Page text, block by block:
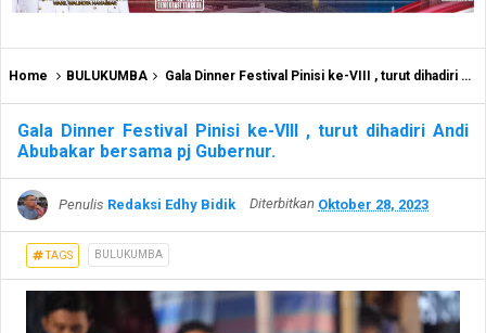
Home BULUKUMBA Gala Dinner Festival Pinisi ke-VIII , turut dihadiri Andi Abubakar bersama pj Gubernur.
Gala Dinner Festival Pinisi ke-VIII , turut dihadiri Andi
Abubakar bersama pj Gubernur.
Penulis Redaksi Edhy Bidik Diterbitkan Oktober 28, 2023
TAGS BULUKUMBA